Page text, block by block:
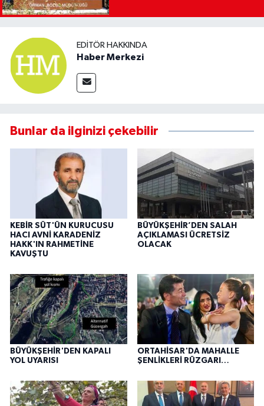
EDITÖR HAKKINDA
Haber Merkezi
Bunlar da ilginizi çekebilir
KEBİR SÜT'ÜN KURUCUSU
HACI AVNİ KARADENİZ
HAKK'IN RAHMETİNE
KAVUŞTU
BÜYÜKŞEHİR’DEN SALAH
AÇIKLAMASI ÜCRETSİZ
OLACAK
BÜYÜKŞEHİR'DEN KAPALI
YOL UYARISI
ORTAHİSAR'DA MAHALLE
ŞENLİKLERİ RÜZGARI…